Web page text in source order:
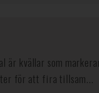
är kvällar som
för att fira tillsam...